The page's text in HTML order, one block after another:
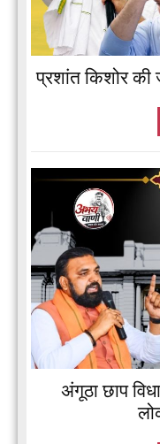
प्रशांत किशोर की
अंगूठा छाप